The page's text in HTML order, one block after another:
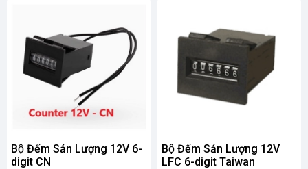
Bộ Đếm Sản Lượng 12V 6-
digit CN
Bộ Đếm Sản Lượng 12V
LFC 6-digit Taiwan